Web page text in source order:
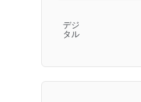
デジ
タル